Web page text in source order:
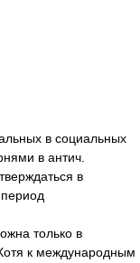
в социальных
в антич.
в
только в
к международным